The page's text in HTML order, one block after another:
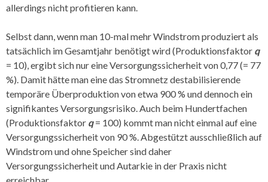
allerdings nicht profitieren kann.
Selbst dann, wenn man 10-mal mehr Windstrom produziert als
tatsächlich im Gesamtjahr benötigt wird (Produktionsfaktor q
= 10), ergibt sich nur eine Versorgungssicherheit von 0,77 (= 77
%). Damit hätte man eine das Stromnetz destabilisierende
temporäre Überproduktion von etwa 900 % und dennoch ein
signifikantes Versorgungsrisiko. Auch beim Hundertfachen
(Produktionsfaktor q= 100) kommt man nicht einmal auf eine
Versorgungssicherheit von 90 %. Abgestützt ausschließlich auf
Windstrom und ohne Speicher sind daher
Versorgungssicherheit und Autarkie in der Praxis nicht